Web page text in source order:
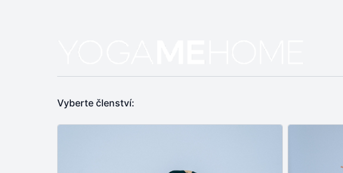
Vyberte členství: